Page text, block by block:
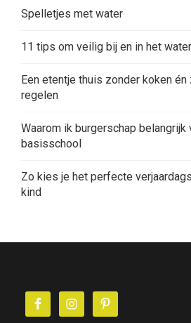
Spelletjes met water
11 tips om veilig bij en in het
Een etentje thuis zonder koken
regelen
Waarom ik burgerschap belangrijk
basisschool
Zo kies je het perfecte
kind